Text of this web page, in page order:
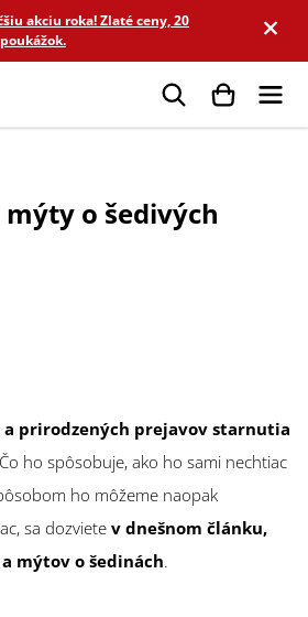
akciu roka! Zlaté ceny, 20
Hľadať
o šedivých
prirodzených prejavov starnutia
ho spôsobuje, ako ho sami nechtiac
ho môžeme naopak
sa dozviete v dnešnom článku,
mýtov o šedinách.